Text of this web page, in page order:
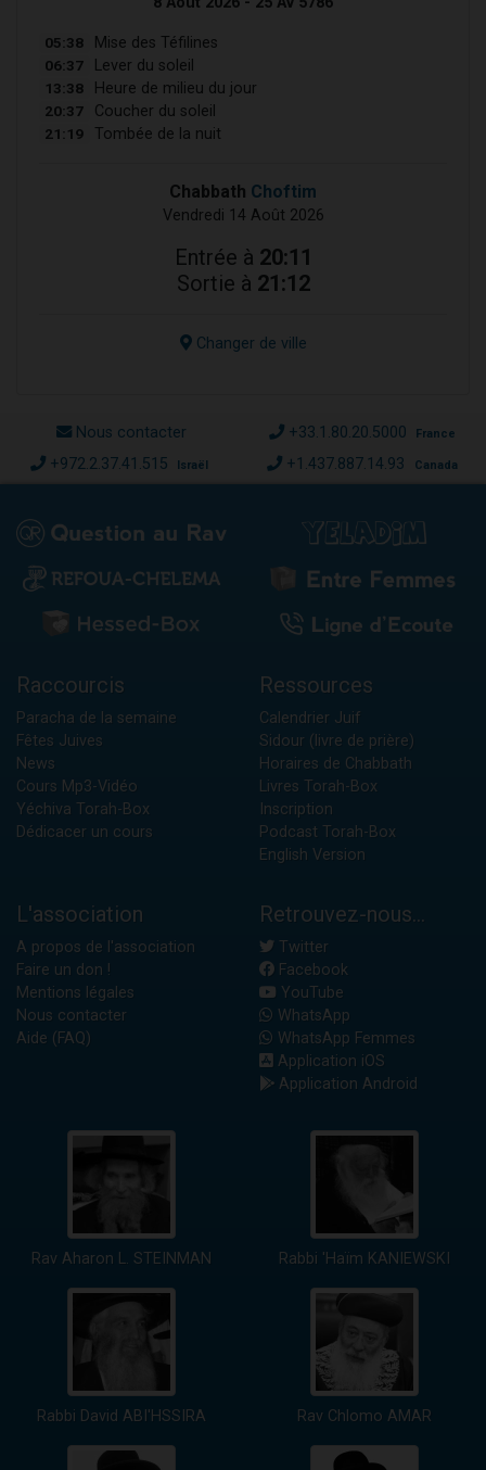
05:38 Mise des Téfilines
06:37 Lever du soleil
13:38 Heure de milieu du jour
20:37 Coucher du soleil
21:19 Tombée de la nuit
Chabbath Choftim
Vendredi 14 Août 2026
Entrée à 20:11
Sortie à 21:12
Changer de ville
Nous contacter +33.1.80.20.5000 France
+972.2.37.41.515 Israël +1.437.887.14.93 Canada
Raccourcis
Paracha de la semaine
Fêtes Juives
News
Cours Mp3-Vidéo
Yéchiva Torah-Box
Dédicacer un cours
Ressources
Calendrier Juif
Sidour (livre de prière)
Horaires de Chabbath
Livres Torah-Box
Inscription
Podcast Torah-Box
English Version
L'association
A propos de l'association
Faire un don !
Mentions légales
Nous contacter
Aide (FAQ)
Retrouvez-nous...
Twitter
Facebook
YouTube
WhatsApp
WhatsApp Femmes
Application iOS
Application Android
Rav Aharon L. STEINMAN Rabbi 'Haïm KANIEWSKI
Rabbi David ABI'HSSIRA Rav Chlomo AMAR